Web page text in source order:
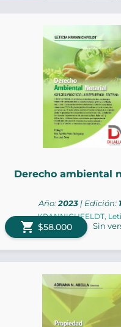
Derecho ambiental
KRANNICHFELDT,
Año:2023 | Edición:
shopping_cart $58.000 Sin